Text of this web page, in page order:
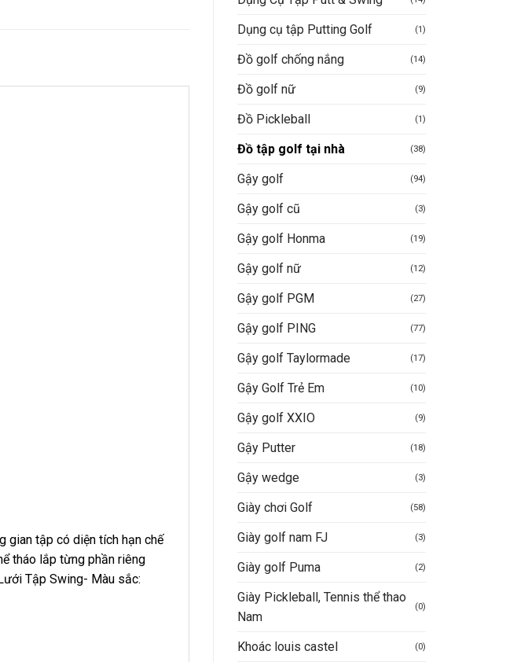
Dụng cụ tập Putting Golf (1)
Đồ golf chống nắng (14)
Đồ golf nữ (9)
Đồ Pickleball (1)
Đồ tập golf tại nhà (38)
Gậy golf (94)
Gậy golf cũ (3)
Gậy golf Honma (19)
Gậy golf nữ (12)
Gậy golf PGM (27)
Gậy golf PING (77)
Gậy golf Taylormade (17)
Gậy Golf Trẻ Em (10)
Gậy golf XXIO (9)
Gậy Putter (18)
Gậy wedge (3)
Giày chơi Golf (58)
Giày golf nam FJ (3)
Giày golf Puma (2)
Giày Pickleball, Tennis thể thao
Nam
(0)
Khoác louis castel (0)
gian tập có diện tích hạn chế
tháo lắp từng phần riêng
Tập Swing- Màu sắc: